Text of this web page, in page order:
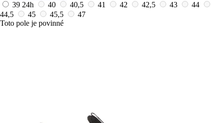
39 24h 40 40,5 41 42 42,5 43
44
44,5
45 45,5
47
Toto pole je povinné